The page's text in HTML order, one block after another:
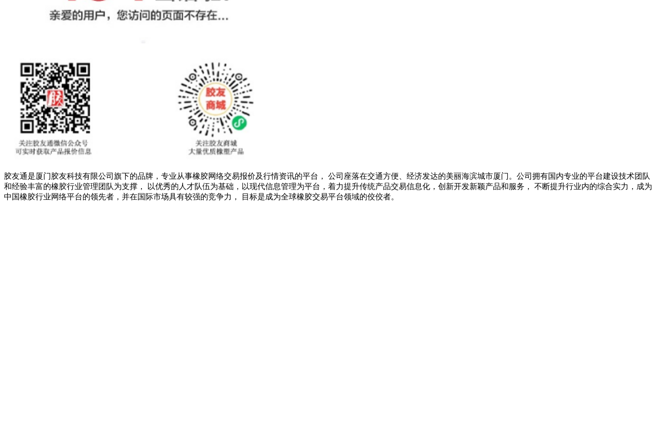
胶友通是厦门胶友科技有限公司旗下的品牌，专业从事橡胶网络交易报价及行情资讯的平台， 公司座落在交通方便、经济发达的美丽海滨城市厦门。公司拥有国内专业的平台建设技术团队
和经验丰富的橡胶行业管理团队为支撑， 以优秀的人才队伍为基础，以现代信息管理为平台，着力提升传统产品交易信息化，创新开发新颖产品和服务， 不断提升行业内的综合实力，成为
中国橡胶行业网络平台的领先者，并在国际市场具有较强的竞争力， 目标是成为全球橡胶交易平台领域的佼佼者。